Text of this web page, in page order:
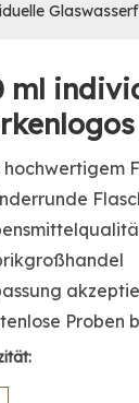
ml
hochwertigem
Proben